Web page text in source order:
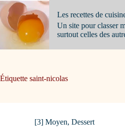
Passer
au
contenu
Les recettes de
Un site pour classer
surtout celles des
Étiquette saint-nicolas
[3] Moyen, Dessert